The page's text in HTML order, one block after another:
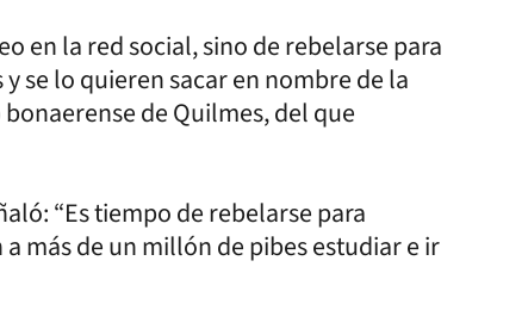
en la red social, sino de rebelarse para
se lo quieren sacar en nombre de la
de Quilmes, del que
“Es tiempo de rebelarse para
más de un millón de pibes estudiar e ir